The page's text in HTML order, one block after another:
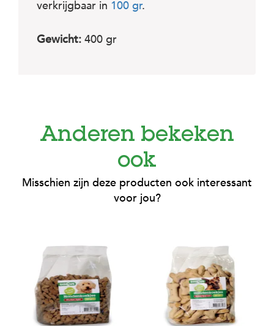
verkrijgbaar in 100 gr.
Gewicht: 400 gr
Anderen bekeken
ook
Misschien zijn deze producten ook interessant
voor jou?